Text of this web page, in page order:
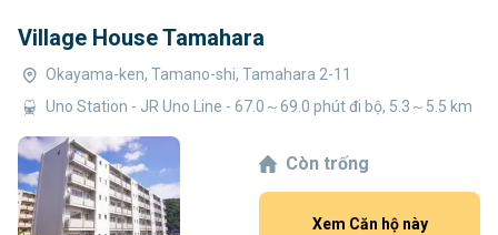
Village House Tamahara
Okayama-ken, Tamano-shi, Tamahara 2-11
Uno Station - JR Uno Line - 67.0～69.0 phút đi bộ, 5.3～5.5 km
Còn trống
Xem Căn hộ này